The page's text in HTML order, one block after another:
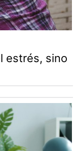
estrés, sino